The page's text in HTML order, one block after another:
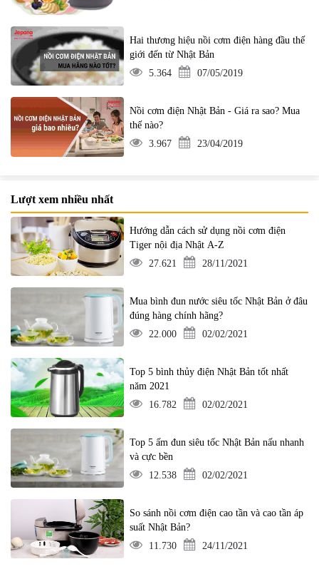
Hai thương hiệu nồi cơm điện hàng đầu thế
giới đến từ Nhật Bản
5.364
07/05/2019
Nồi cơm điện Nhật Bản - Giá ra sao? Mua
thế nào?
3.967
23/04/2019
Lượt xem nhiều nhất
Hướng dẫn cách sử dụng nồi cơm điện
Tiger nội địa Nhật A-Z
27.621
28/11/2021
Mua bình đun nước siêu tốc Nhật Bản ở đâu
đúng hàng chính hãng?
22.000
02/02/2021
Top 5 bình thủy điện Nhật Bản tốt nhất
năm 2021
16.782
02/02/2021
Top 5 ấm đun siêu tốc Nhật Bản nấu nhanh
và cực bền
12.538
02/02/2021
So sánh nồi cơm điện cao tần và cao tần áp
suất Nhật Bản?
11.730
24/11/2021